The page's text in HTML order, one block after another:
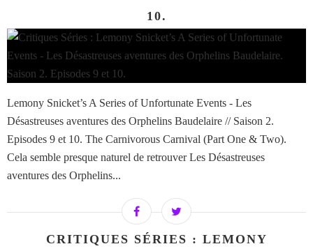
10.
Lemony Snicket’s A Series of Unfortunate Events - Les
Désastreuses aventures des Orphelins Baudelaire // Saison 2.
Episodes 9 et 10. The Carnivorous Carnival (Part One & Two).
Cela semble presque naturel de retrouver Les Désastreuses
aventures des Orphelins...
CRITIQUES SÉRIES : LEMONY